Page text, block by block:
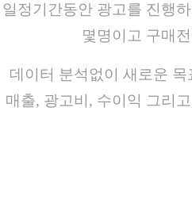
일정기간동안 광고를 진행
몇명이고 구매
데이터 분석없이 새로운
매출, 광고비, 수이익 그리